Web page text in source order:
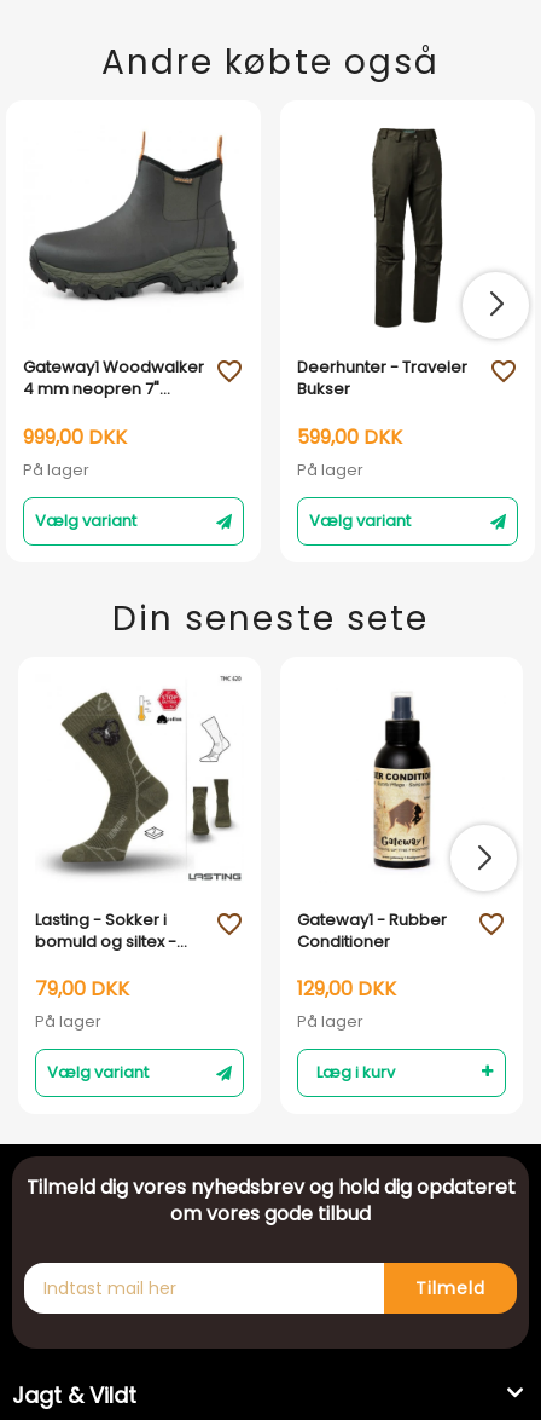
Andre købte også
Gateway1 Woodwalker
4 mm neopren 7"
Green
999,00 DKK
På lager
Vælg variant
favorite_outline
Deerhunter - Traveler
Bukser
599,00 DKK
På lager
Vælg variant
favorite_outline
Din seneste sete
Lasting - Sokker i
bomuld og siltex -
79,00 DKK
På lager
Vælg variant
favorite_outline
Gateway1 - Rubber
Conditioner
129,00 DKK
På lager
Læg i kurv
favorite_outline
Tilmeld dig vores nyhedsbrev og hold dig opdateret
om vores gode tilbud
Tilmeld
Jagt & Vildt